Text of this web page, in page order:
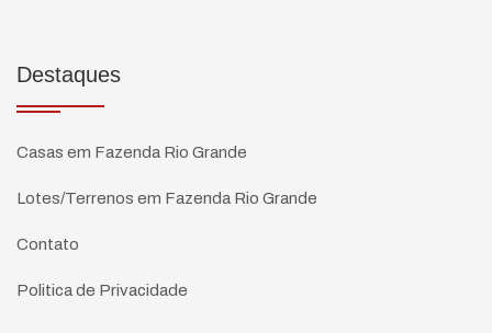
Destaques
Casas em Fazenda Rio Grande
Lotes/Terrenos em Fazenda Rio Grande
Contato
Politica de Privacidade